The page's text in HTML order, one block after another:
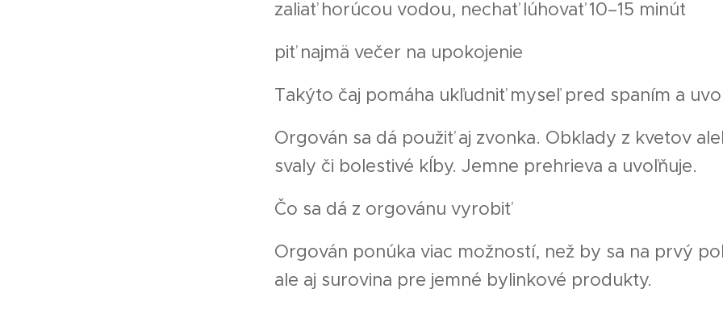
zaliať horúcou vodou, nechať lúhovať 10–15 minút
piť najmä večer na upokojenie
Takýto čaj pomáha ukľudniť myseľ pred spaním a
Orgován sa dá použiť aj zvonka. Obklady z kvetov
svaly či bolestivé kĺby. Jemne prehrieva a uvoľňuje.
Čo sa dá z orgovánu vyrobiť
Orgován ponúka viac možností, než by sa na prvý
ale aj surovina pre jemné bylinkové produkty.